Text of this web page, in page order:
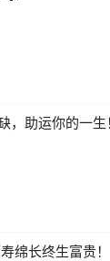
，助运你的一生
绵长终生富贵！